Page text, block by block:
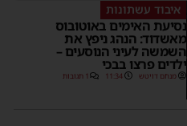
איבוד עשתונות
נסיעת האימים באוטובוס
מאשדוד: הנהג ניפץ את
השמשה לעיני הנוסעים –
ילדים פרצו בבכי
מנחם דויטש 11:34 1 תגובות